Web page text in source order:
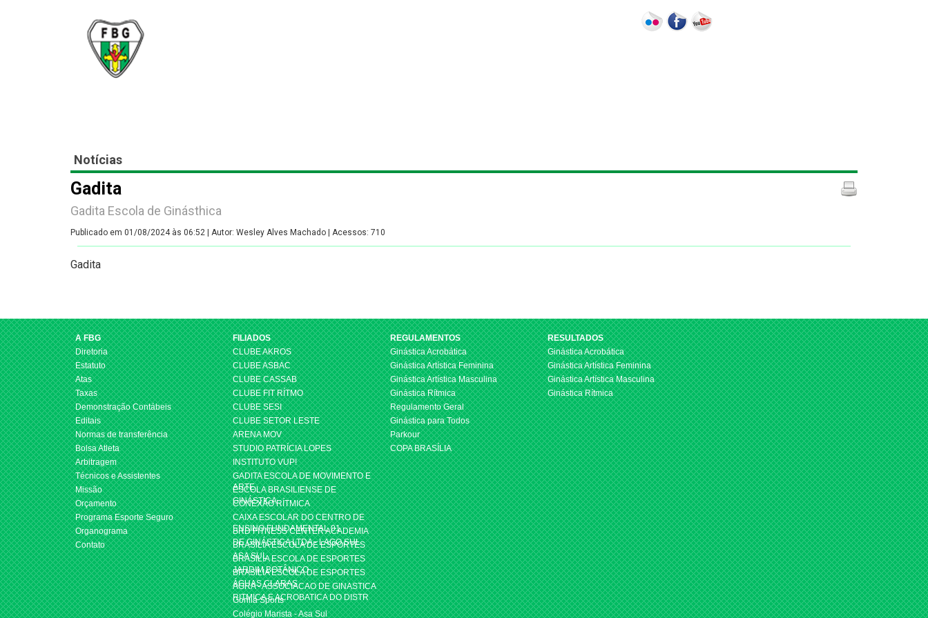
Notícias
Gadita
Gadita Escola de Ginásthica
Publicado em 01/08/2024 às 06:52 | Autor: Wesley Alves Machado | Acessos: 710
Gadita
A FBG
Diretoria
Estatuto
Atas
Taxas
Demonstração Contábeis
Editais
Normas de transferência
Bolsa Atleta
Arbitragem
Técnicos e Assistentes
Missão
Orçamento
Programa Esporte Seguro
Organograma
Contato
FILIADOS
CLUBE AKROS
CLUBE ASBAC
CLUBE CASSAB
CLUBE FIT RÍTMO
CLUBE SESI
CLUBE SETOR LESTE
ARENA MOV
STUDIO PATRÍCIA LOPES
INSTITUTO VUP!
GADITA ESCOLA DE MOVIMENTO E
ARTE
ESCOLA BRASILIENSE DE
GINÁSTICA
CONEXÃO RÍTMICA
CAIXA ESCOLAR DO CENTRO DE
ENSINO FUNDAMENTAL 01
BRD FITNESS CENTER ACADEMIA
DE GINÁSTICA LTDA - LAGO SUL
BRASILIA ESCOLA DE ESPORTES
ASA SUL
BRASILIA ESCOLA DE ESPORTES
JARDIM BOTÂNICO
BRASILIA ESCOLA DE ESPORTES
ÁGUAS CLARAS
AGRA - ASSOCIACAO DE GINASTICA
RITMICA E ACROBATICA DO DISTR
Gorilla Sports
Colégio Marista - Asa Sul
REGULAMENTOS
Ginástica Acrobática
Ginástica Artística Feminina
Ginástica Artística Masculina
Ginástica Rítmica
Regulamento Geral
Ginástica para Todos
Parkour
COPA BRASÍLIA
RESULTADOS
Ginástica Acrobática
Ginástica Artística Feminina
Ginástica Artística Masculina
Ginástica Rítmica